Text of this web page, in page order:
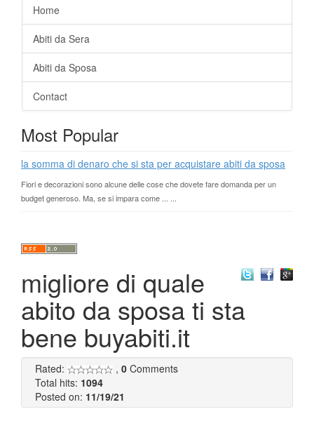
Home
Abiti da Sera
Abiti da Sposa
Contact
Most Popular
la somma di denaro che si sta per acquistare abiti da sposa
Fiori e decorazioni sono alcune delle cose che dovete fare domanda per un
budget generoso. Ma, se si impara come ... ...
migliore di quale
abito da sposa ti sta
bene buyabiti.it
Rated: , 0 Comments
Total hits: 1094
Posted on: 11/19/21